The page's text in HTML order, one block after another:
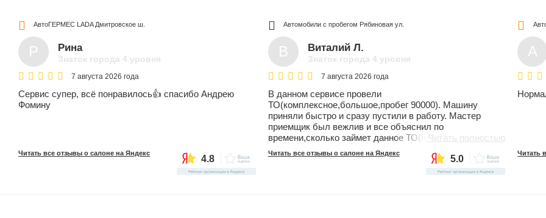
АвтоГЕРМЕС LADA Дмитровское ш.
Р Рина
Знаток города 4 уровня
7 августа 2026 года
Сервис супер, всё понравилось👍 спасибо Андрею
Фомину
Читать все отзывы о салоне на Яндекс
4.8
Автомобили с пробегом Рябиновая ул.
В Виталий Л.
Знаток города 4 уровня
7 августа 2026 года
В данном сервисе провели
ТО(комплексное,большое,пробег 90000). Машину
приняли быстро и сразу пустили в работу. Мастер
приемщик был вежлив и все объяснил по
времени,сколько займет данное ТО(по времени займет
3-3,5 часа)И первое мое удивление (приятное)что они
всю работу выполнили за 2 часа и 15 минут,второе мое
удивление это то ,что машину они помыли перед
Читать полностью
Читать все отзывы о салоне на Яндекс
5.0
А
Читать